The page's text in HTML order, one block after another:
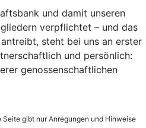
und damit unseren
verpflichtet – und das
steht bei uns an erster
und persönlich:
genossenschaftlichen
Seite gibt nur Anregungen und Hinweise